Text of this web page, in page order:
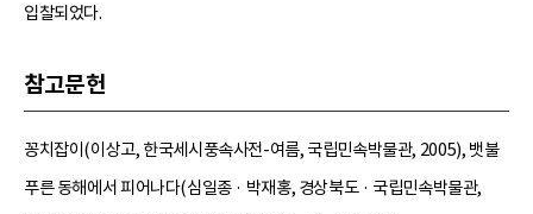
입찰되었다.
참고문헌
꽁치잡이(이상고, 한국세시풍속사전-여름, 국립민속박물관, 2005), 뱃불
푸른 동해에서 피어나다(심일종 · 박재홍, 경상북도 · 국립민속박물관,